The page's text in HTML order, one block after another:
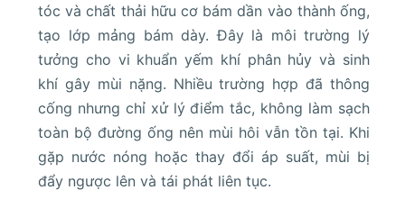
tóc và chất thải hữu cơ bám dần vào thành ống,
tạo lớp mảng bám dày. Đây là môi trường lý
tưởng cho vi khuẩn yếm khí phân hủy và sinh
khí gây mùi nặng. Nhiều trường hợp đã thông
cống nhưng chỉ xử lý điểm tắc, không làm sạch
toàn bộ đường ống nên mùi hôi vẫn tồn tại. Khi
gặp nước nóng hoặc thay đổi áp suất, mùi bị
đẩy ngược lên và tái phát liên tục.